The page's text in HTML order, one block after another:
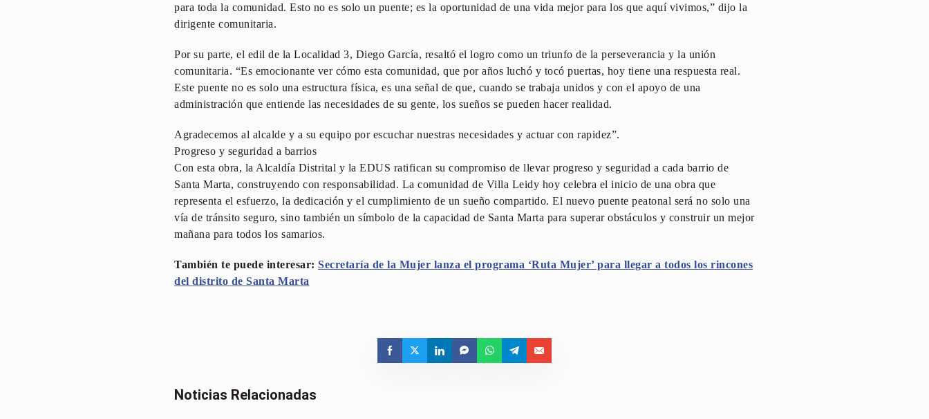
para toda la comunidad. Esto no es solo un puente; es la oportunidad de una vida mejor para los que aquí vivimos,” dijo la
dirigente comunitaria.
Por su parte, el edil de la Localidad 3, Diego García, resaltó el logro como un triunfo de la perseverancia y la unión
comunitaria. “Es emocionante ver cómo esta comunidad, que por años luchó y tocó puertas, hoy tiene una respuesta real.
Este puente no es solo una estructura física, es una señal de que, cuando se trabaja unidos y con el apoyo de una
administración que entiende las necesidades de su gente, los sueños se pueden hacer realidad.
Agradecemos al alcalde y a su equipo por escuchar nuestras necesidades y actuar con rapidez”.
Progreso y seguridad a barrios
Con esta obra, la Alcaldía Distrital y la EDUS ratifican su compromiso de llevar progreso y seguridad a cada barrio de
Santa Marta, construyendo con responsabilidad. La comunidad de Villa Leidy hoy celebra el inicio de una obra que
representa el esfuerzo, la dedicación y el cumplimiento de un sueño compartido. El nuevo puente peatonal será no solo una
vía de tránsito seguro, sino también un símbolo de la capacidad de Santa Marta para superar obstáculos y construir un mejor
mañana para todos los samarios.
También te puede interesar: Secretaría de la Mujer lanza el programa ‘Ruta Mujer’ para llegar a todos los rincones
del distrito de Santa Marta
Noticias Relacionadas